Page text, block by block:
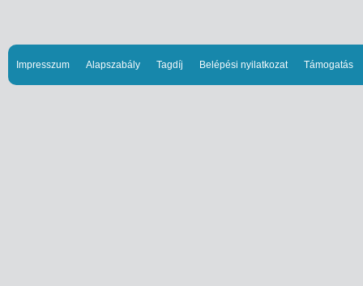
Impresszum Alapszabály Tagdíj Belépési nyilatkozat Támogatás